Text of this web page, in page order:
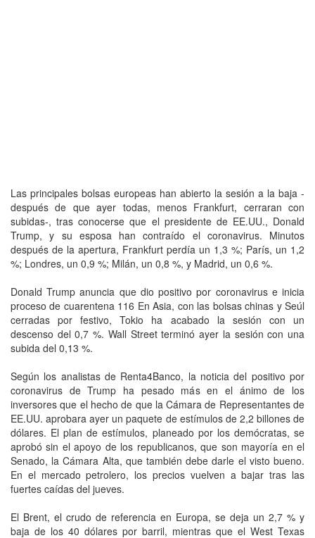
Las principales bolsas europeas han abierto la sesión a la baja -
después de que ayer todas, menos Frankfurt, cerraran con
subidas-, tras conocerse que el presidente de EE.UU., Donald
Trump, y su esposa han contraído el coronavirus. Minutos
después de la apertura, Frankfurt perdía un 1,3 %; París, un 1,2
%; Londres, un 0,9 %; Milán, un 0,8 %, y Madrid, un 0,6 %.
Donald Trump anuncia que dio positivo por coronavirus e inicia
proceso de cuarentena 116 En Asia, con las bolsas chinas y Seúl
cerradas por festivo, Tokio ha acabado la sesión con un
descenso del 0,7 %. Wall Street terminó ayer la sesión con una
subida del 0,13 %.
Según los analistas de Renta4Banco, la noticia del positivo por
coronavirus de Trump ha pesado más en el ánimo de los
inversores que el hecho de que la Cámara de Representantes de
EE.UU. aprobara ayer un paquete de estímulos de 2,2 billones de
dólares. El plan de estímulos, planeado por los demócratas, se
aprobó sin el apoyo de los republicanos, que son mayoría en el
Senado, la Cámara Alta, que también debe darle el visto bueno.
En el mercado petrolero, los precios vuelven a bajar tras las
fuertes caídas del jueves.
El Brent, el crudo de referencia en Europa, se deja un 2,7 % y
baja de los 40 dólares por barril, mientras que el West Texas